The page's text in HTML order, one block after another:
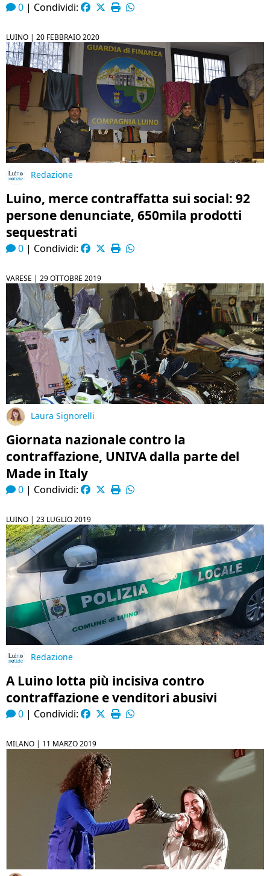
0 | Condividi:
LUINO | 20 FEBBRAIO 2020
Redazione
Luino, merce contraffatta sui social: 92
persone denunciate, 650mila prodotti
sequestrati
0 | Condividi:
VARESE | 29 OTTOBRE 2019
Laura Signorelli
Giornata nazionale contro la
contraffazione, UNIVA dalla parte del
Made in Italy
0 | Condividi:
LUINO | 23 LUGLIO 2019
Redazione
A Luino lotta più incisiva contro
contraffazione e venditori abusivi
0 | Condividi:
MILANO | 11 MARZO 2019